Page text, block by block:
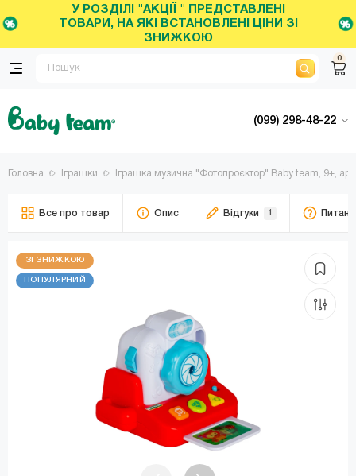
У РОЗДІЛІ "АКЦІЇ " ПРЕДСТАВЛЕНІ
ТОВАРИ, НА ЯКІ ВСТАНОВЛЕНІ ЦІНИ ЗІ
ЗНИЖКОЮ
0
(099) 298-48-22
Головна Іграшки Іграшка музична "Фотопроєктор" Baby team, 9+,
Все про товар Опис Відгуки 1
ЗІ ЗНИЖКОЮ
ПОПУЛЯРНИЙ